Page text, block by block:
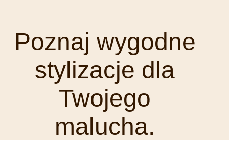
Poznaj wygodne
stylizacje dla
Twojego
malucha.